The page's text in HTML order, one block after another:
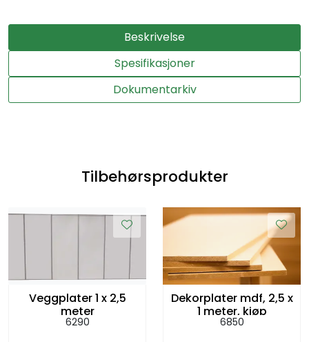
Beskrivelse
Spesifikasjoner
Dokumentarkiv
Tilbehørsprodukter
Veggplater 1 x 2,5
meter
6290
Dekorplater mdf, 2,5 x
1 meter, kjøp
6850